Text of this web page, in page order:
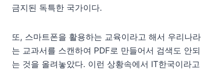
금지된 독특한 국가이다.
또, 스마트폰을 활용하는 교육이라고 해서 우리나라
는 교과서를 스캔하여 PDF로 만들어서 검색도 안되
는 것을 올려놓았다. 이런 상황속에서 IT한국이라고